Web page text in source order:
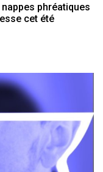
phréatiques
cet été